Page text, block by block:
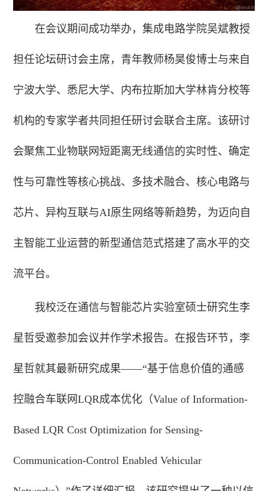
在会议期间成功举办，集成电路学院吴斌教授
担任论坛研讨会主席，青年教师杨昊俊博士与来自
宁波大学、悉尼大学、内布拉斯加大学林肯分校等
机构的专家学者共同担任研讨会联合主席。该研讨
会聚焦工业物联网短距离无线通信的实时性、确定
性与可靠性等核心挑战、多技术融合、核心电路与
芯片、异构互联与AI原生网络等新趋势，为迈向自
主智能工业运营的新型通信范式搭建了高水平的交
流平台。
我校泛在通信与智能芯片实验室硕士研究生李
星哲受邀参加会议并作学术报告。在报告环节，李
星哲就其最新研究成果——“基于信息价值的通感
控融合车联网LQR成本优化（Value of Information-
Based LQR Cost Optimization for Sensing-
Communication-Control Enabled Vehicular